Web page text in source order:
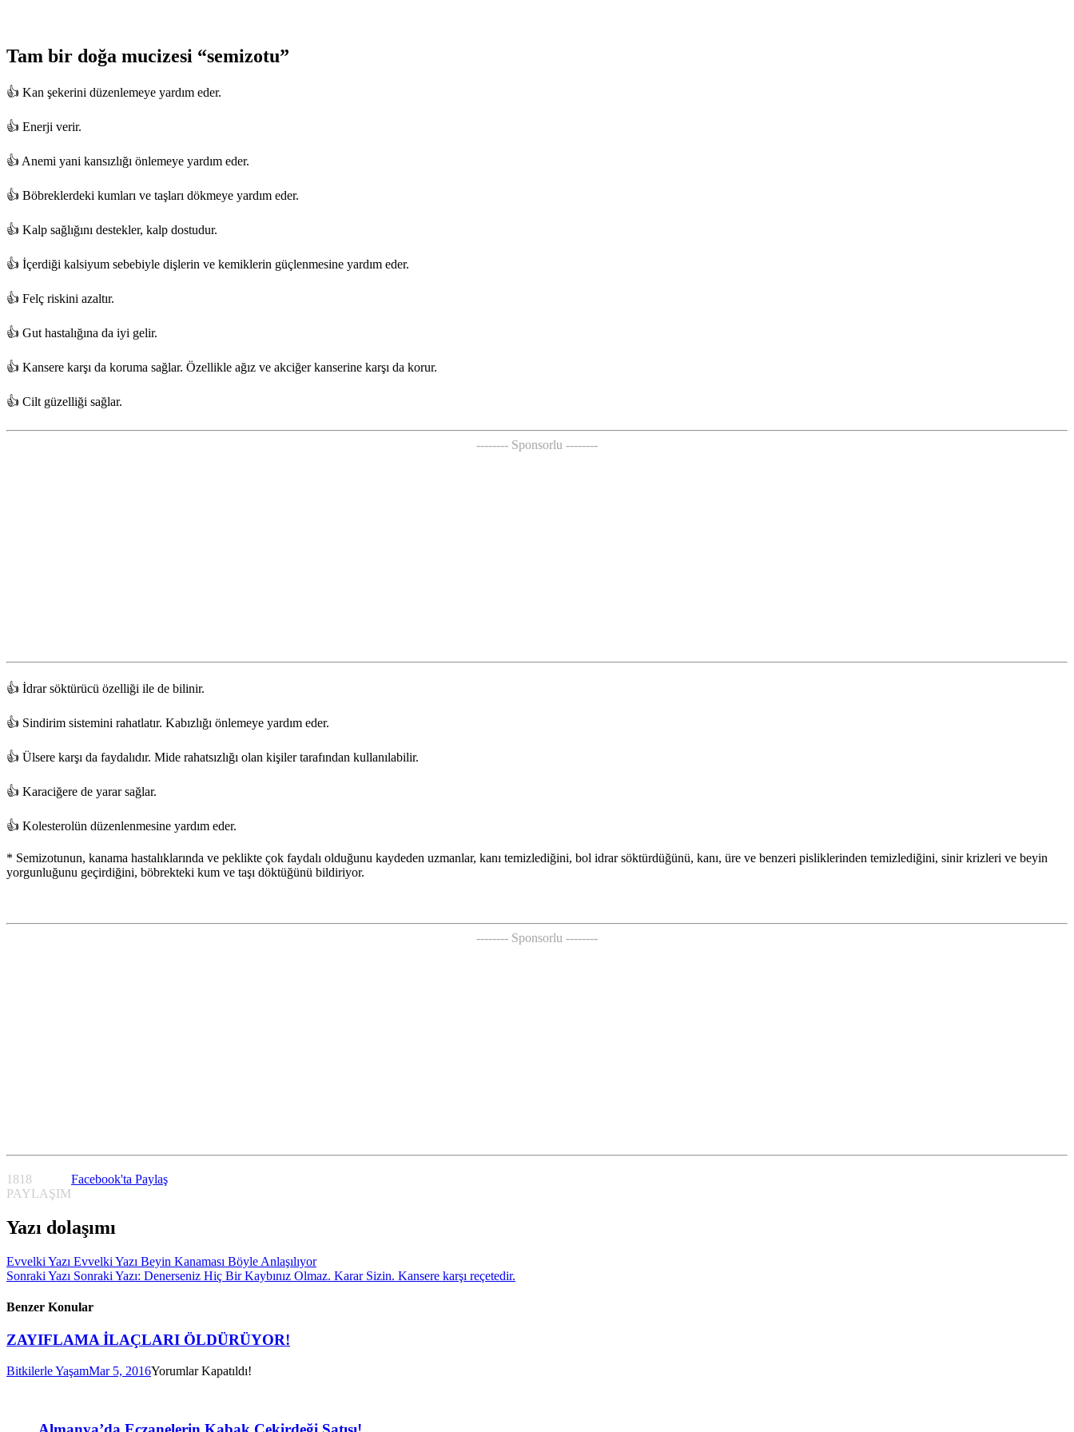
Tam bir doğa mucizesi “semizotu”
👍 Kan şekerini düzenlemeye yardım eder.
👍 Enerji verir.
👍 Anemi yani kansızlığı önlemeye yardım eder.
👍 Böbreklerdeki kumları ve taşları dökmeye yardım eder.
👍 Kalp sağlığını destekler, kalp dostudur.
👍 İçerdiği kalsiyum sebebiyle dişlerin ve kemiklerin güçlenmesine yardım eder.
👍 Felç riskini azaltır.
👍 Gut hastalığına da iyi gelir.
👍 Kansere karşı da koruma sağlar. Özellikle ağız ve akciğer kanserine karşı da korur.
👍 Cilt güzelliği sağlar.
-------- Sponsorlu --------
👍 İdrar söktürücü özelliği ile de bilinir.
👍 Sindirim sistemini rahatlatır. Kabızlığı önlemeye yardım eder.
👍 Ülsere karşı da faydalıdır. Mide rahatsızlığı olan kişiler tarafından kullanılabilir.
👍 Karaciğere de yarar sağlar.
👍 Kolesterolün düzenlenmesine yardım eder.
* Semizotunun, kanama hastalıklarında ve peklikte çok faydalı olduğunu kaydeden uzmanlar, kanı temizlediğini, bol idrar söktürdüğünü, kanı, üre ve benzeri pisliklerinden temizlediğini, sinir krizleri ve beyin
yorgunluğunu geçirdiğini, böbrekteki kum ve taşı döktüğünü bildiriyor.
-------- Sponsorlu --------
1818
PAYLAŞIM
Facebook'ta Paylaş
Yazı dolaşımı
Evvelki Yazı Evvelki Yazı Beyin Kanaması Böyle Anlaşılıyor
Sonraki Yazı Sonraki Yazı: Denerseniz Hiç Bir Kaybınız Olmaz. Karar Sizin. Kansere karşı reçetedir.
Benzer Konular
ZAYIFLAMA İLAÇLARI ÖLDÜRÜYOR!
Bitkilerle YaşamMar 5, 2016Yorumlar Kapatıldı!